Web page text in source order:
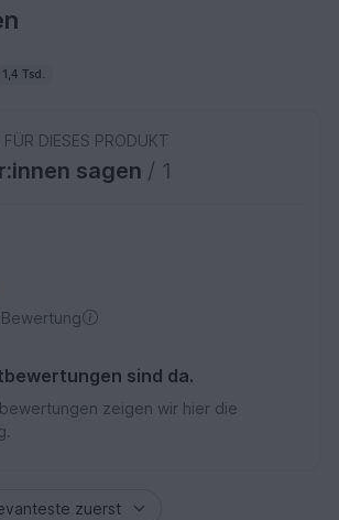
1,4 Tsd.
DIESES PRODUKT
sagen / 1
Bewertung
sind da.
zeigen wir hier die